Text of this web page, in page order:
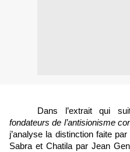
Dans l’extrait qui
fondateurs de l’antisionisme
j’analyse la distinction faite
Sabra et Chatila par Jean